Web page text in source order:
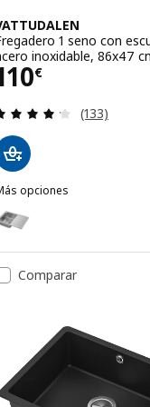
1 seno con
inoxidable, 86x47
€ 110€
Revisa:
(133)
opciones
VATTUDALEN,
Comparar